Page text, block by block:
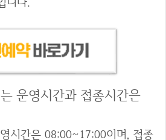
운영시간과 접종시간은